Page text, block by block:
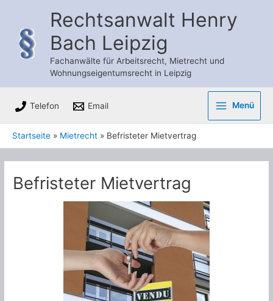
springen
Rechtsanwalt Henry
Bach Leipzig
Fachanwälte für Arbeitsrecht, Mietrecht und
Wohnungseigentumsrecht in Leipzig
Telefon Email
Main
Menü
Startseite Mietrecht Befristeter Mietvertrag
Befristeter Mietvertrag